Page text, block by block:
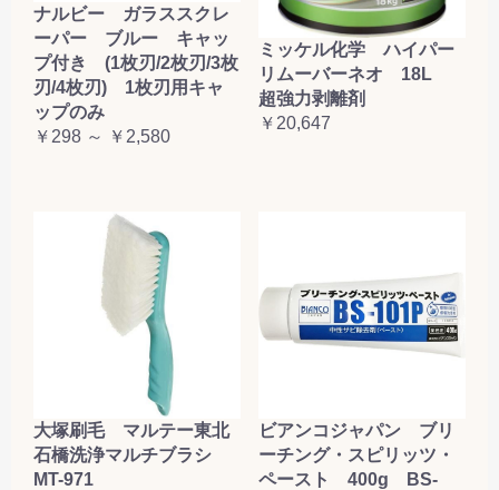
ナルビー ガラススクレ
ーパー ブルー キャッ
プ付き (1枚刃/2枚刃/3枚
刃/4枚刃) 1枚刃用キャ
ップのみ
￥298 ～ ￥2,580
ミッケル化学 ハイパー
リムーバーネオ 18L
超強力剥離剤
￥20,647
大塚刷毛 マルテー東北
石橋洗浄マルチブラシ
MT-971
ビアンコジャパン ブリ
ーチング・スピリッツ・
ペースト 400g BS-